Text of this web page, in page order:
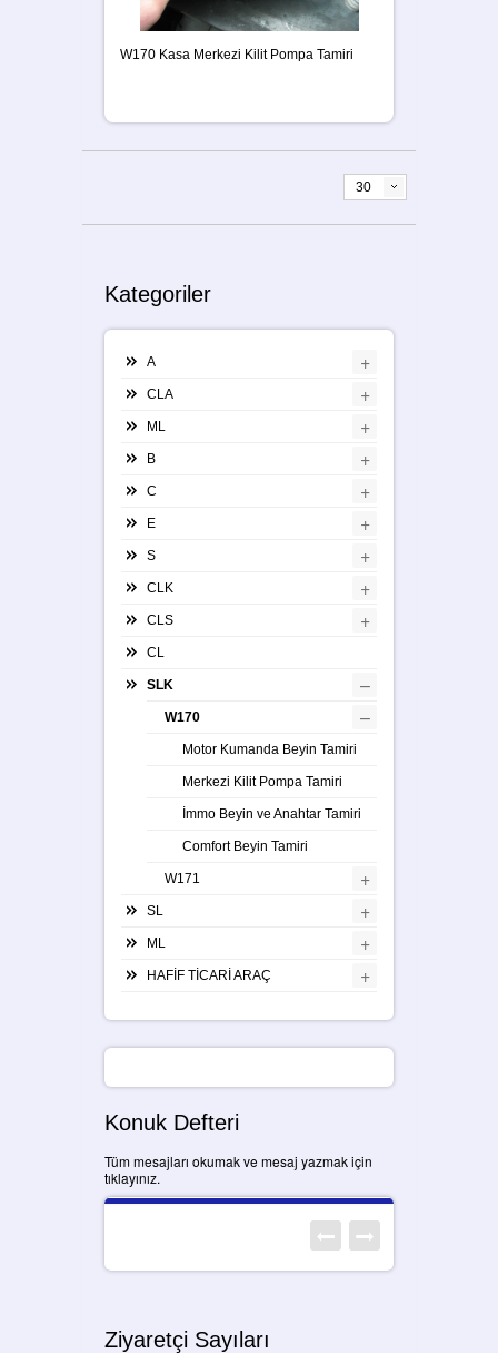
W170 Kasa Merkezi Kilit Pompa Tamiri
30
Kategoriler
A +
CLA +
ML +
B +
C +
E +
S +
CLK +
CLS +
CL
SLK –
W170 –
Motor Kumanda Beyin Tamiri
Merkezi Kilit Pompa Tamiri
İmmo Beyin ve Anahtar Tamiri
Comfort Beyin Tamiri
W171 +
SL +
ML +
HAFİF TİCARİ ARAÇ +
Konuk Defteri
Tüm mesajları okumak ve mesaj yazmak için
tıklayınız.
Ziyaretçi Sayıları